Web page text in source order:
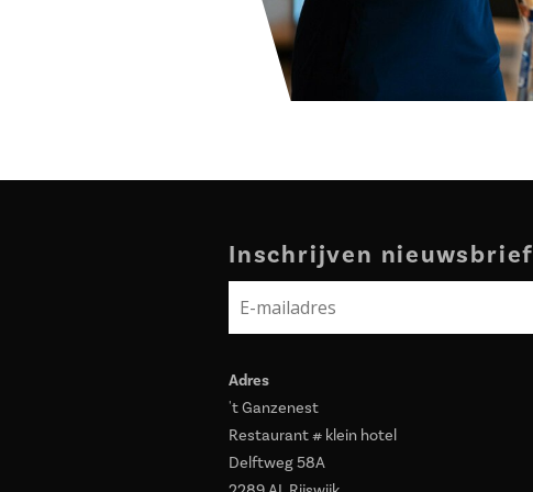
Inschrijven nieuwsbrief
Adres
't Ganzenest
Restaurant # klein hotel
Delftweg 58A